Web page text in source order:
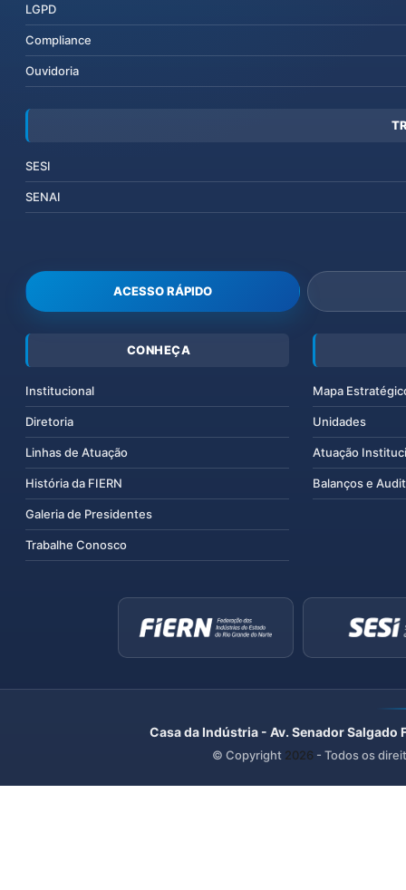
LGPD
Compliance
Ouvidoria
SESI
SENAI
ACESSO RÁPIDO
CONHEÇA
Institucional
Diretoria
Linhas de Atuação
História da FIERN
Galeria de Presidentes
Trabalhe Conosco
Mapa
Unidades
Atuação
Balanços e
Casa da Indústria - Av. Senador
© Copyright 2026 - Todos os